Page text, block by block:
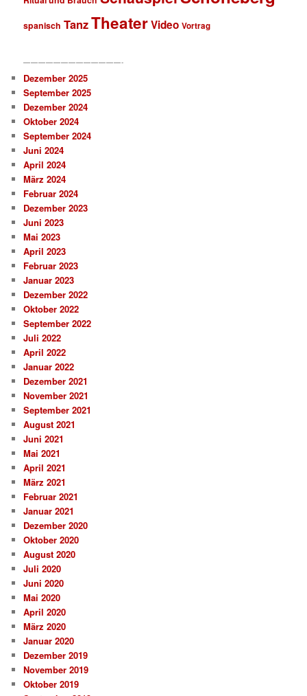
spanisch TanzTheaterVideo Vortrag
—————————————-
Dezember 2025
September 2025
Dezember 2024
Oktober 2024
September 2024
Juni 2024
April 2024
März 2024
Februar 2024
Dezember 2023
Juni 2023
Mai 2023
April 2023
Februar 2023
Januar 2023
Dezember 2022
Oktober 2022
September 2022
Juli 2022
April 2022
Januar 2022
Dezember 2021
November 2021
September 2021
August 2021
Juni 2021
Mai 2021
April 2021
März 2021
Februar 2021
Januar 2021
Dezember 2020
Oktober 2020
August 2020
Juli 2020
Juni 2020
Mai 2020
April 2020
März 2020
Januar 2020
Dezember 2019
November 2019
Oktober 2019